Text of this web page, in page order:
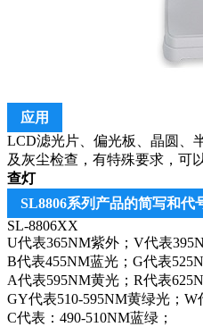
应用
LCD滤光片、偏光板、晶圆、
及灰尘检查，有特殊要求，可
查灯
SL8806系列产品的简写和代
SL-8806XX
U代表365NM紫外；V代表
B代表455NM蓝光；G代表
A代表595NM黄光；R代表
GY代表510-595NM黄绿光；W
C代表：490-510NM蓝绿；